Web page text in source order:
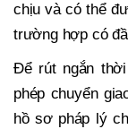
chịu và có thể
trường hợp có
Để rút ngắn
phép chuyển
hồ sơ pháp lý